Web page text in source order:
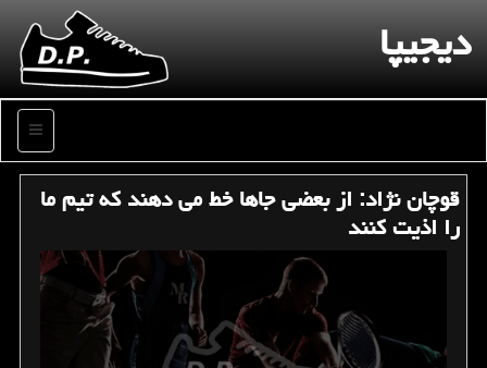
دیجیپا
منو
قوچان نژاد: از بعضی جاها خط می دهند كه تیم ما
را اذیت كنند